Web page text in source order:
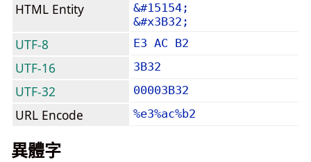
HTML Entity
&#15154;
&#x3B32;
UTF-8 E3 AC B2
UTF-16 3B32
UTF-32 00003B32
URL Encode %e3%ac%b2
異體字